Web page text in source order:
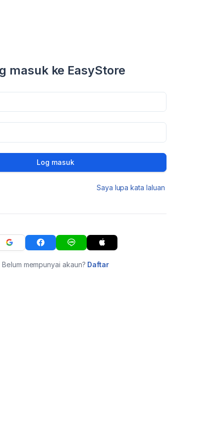
masuk ke EasyStore
Log masuk
Saya lupa kata laluan
Belum mempunyai akaun? Daftar